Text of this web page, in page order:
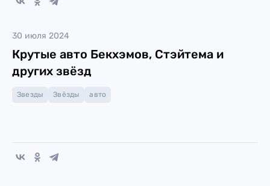
30 июля 2024
Крутые авто Бекхэмов, Стэйтема и
других звёзд
Звезды Звёзды авто